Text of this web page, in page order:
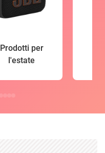
Prodotti per
l'estate